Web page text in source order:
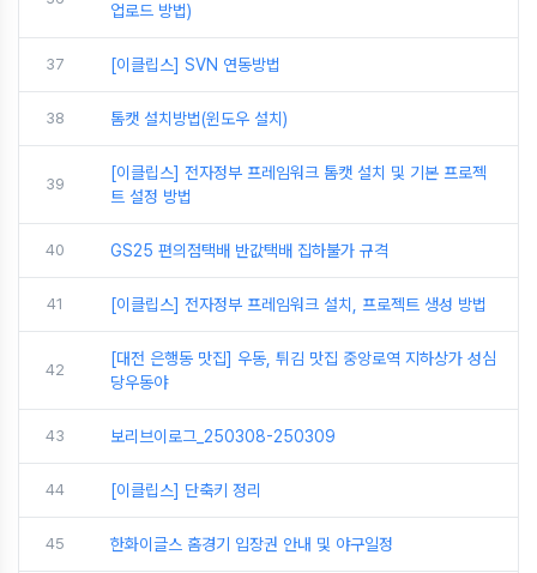
업로드 방법)
37 [이클립스] SVN 연동방법
38 톰캣 설치방법(윈도우 설치)
39
[이클립스] 전자정부 프레임워크 톰캣 설치 및 기본 프로젝
트 설정 방법
40 GS25 편의점택배 반값택배 집하불가 규격
41 [이클립스] 전자정부 프레임워크 설치, 프로젝트 생성 방법
42
[대전 은행동 맛집] 우동, 튀김 맛집 중앙로역 지하상가 성심
당우동야
43 보리브이로그_250308-250309
44 [이클립스] 단축키 정리
45 한화이글스 홈경기 입장권 안내 및 야구일정